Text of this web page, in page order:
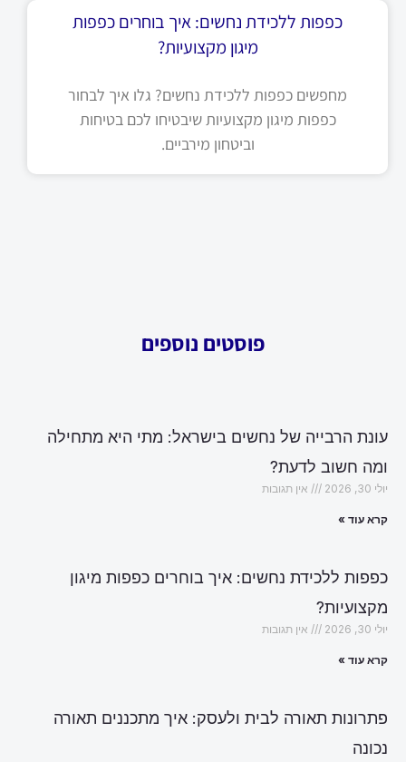
כפפות ללכידת נחשים: איך בוחרים כפפות
מיגון מקצועיות?
מחפשים כפפות ללכידת נחשים? גלו איך לבחור
כפפות מיגון מקצועיות שיבטיחו לכם בטיחות
וביטחון מירביים.
פוסטים נוספים
עונת הרבייה של נחשים בישראל: מתי היא מתחילה
ומה חשוב לדעת?
יולי 30, 2026 אין תגובות
קרא עוד »
כפפות ללכידת נחשים: איך בוחרים כפפות מיגון
מקצועיות?
יולי 30, 2026 אין תגובות
קרא עוד »
פתרונות תאורה לבית ולעסק: איך מתכננים תאורה
נכונה